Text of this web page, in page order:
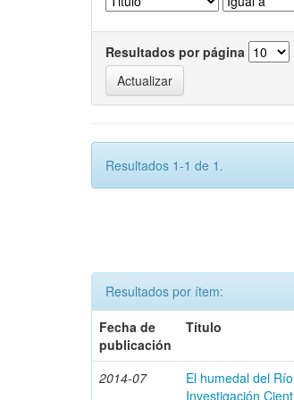
Resultados por página
Resultados 1-1 de 1.
Resultados por ítem:
Fecha de
publicación
Título
2014-07
El humedal del
Investigación